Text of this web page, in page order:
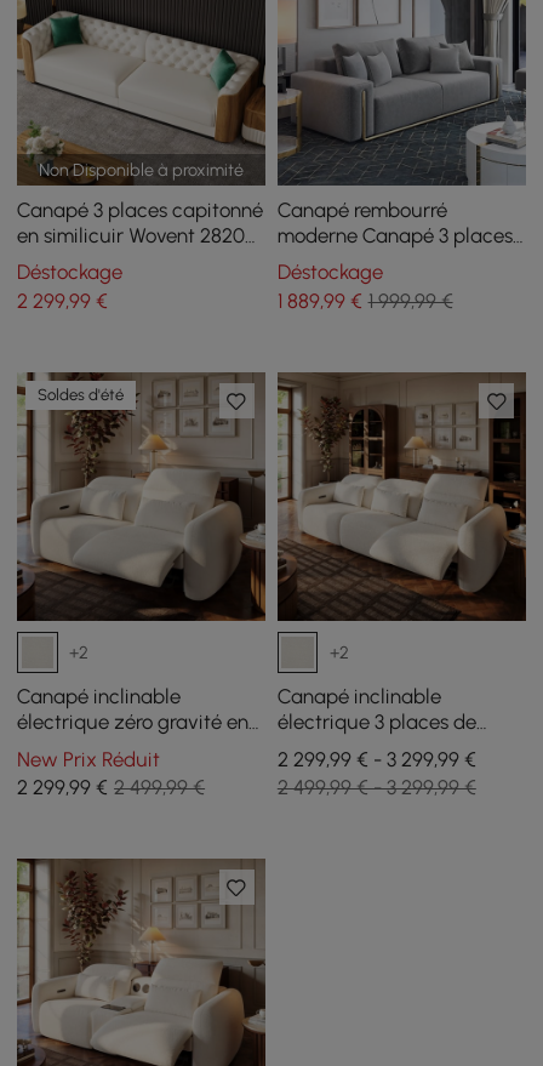
Non Disponible à proximité
Canapé 3 places capitonné
en similicuir Wovent 2820
mm
Déstockage
2 299,99 €
Canapé rembourré
moderne Canapé 3 places
en coton et lin
Déstockage
1 889,99€ 1 999,99 €
Soldes d'été
+2
Canapé inclinable
électrique zéro gravité en
chenille 226 cm 2 places
avec oreillers et port USB
New Prix Réduit
2 299,99 € 2 499,99 €
+2
Canapé inclinable
électrique 3 places de
312cm en chenille avec
gravité zéro, coussins et
port USB
2 299,99 € - 3 299,99 €
2 499,99 € - 3 299,99 €